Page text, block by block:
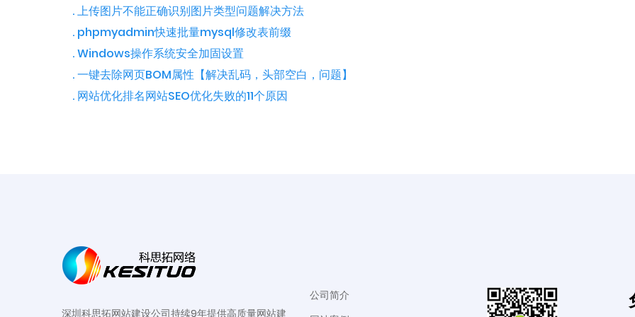
. 上传图片不能正确识别图片类型问题解决方法
. phpmyadmin快速批量mysql修改表前缀
. Windows操作系统安全加固设置
. 一键去除网页BOM属性【解决乱码，头部空白， 问题】
. 网站优化排名网站SEO优化失败的11个原因
深圳科思拓网站建设公司持续9年提供高质量网站建
公司简介